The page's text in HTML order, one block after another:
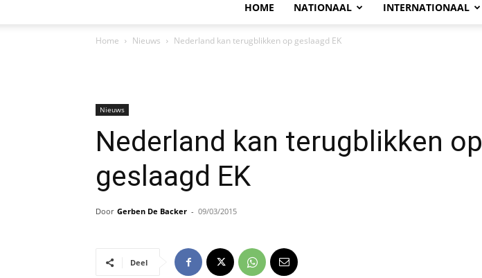
HOME NATIONAAL INTERNATIONAAL
Home Nieuws Nederland kan terugblikken op geslaagd EK
Nieuws
Nederland kan terugblikken op
geslaagd EK
Door Gerben De Backer - 09/03/2015
Deel